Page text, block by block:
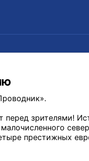
перед зрителями!
престижных